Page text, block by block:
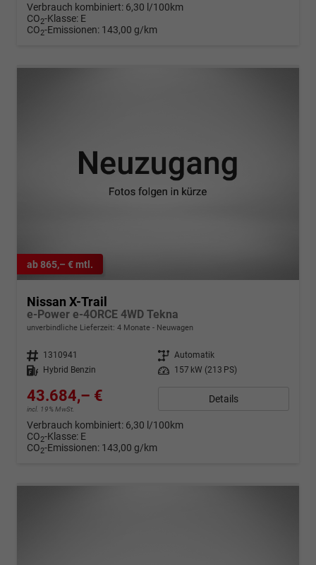
Verbrauch kombiniert: 6,30 l/100km
CO2-Klasse: E
CO2-Emissionen: 143,00 g/km
ab 865,– € mtl.
Nissan X-Trail
e-Power e-4ORCE 4WD Tekna
unverbindliche Lieferzeit: 4 Monate Neuwagen
Fahrzeugnr. 1310941 Getriebe Automatik
Kraftstoff
Hybrid Benzin Leistung 157 kW (213 PS)
43.684,– €
incl. 19% MwSt.
Details
Verbrauch kombiniert: 6,30 l/100km
CO2-Klasse: E
CO2-Emissionen: 143,00 g/km